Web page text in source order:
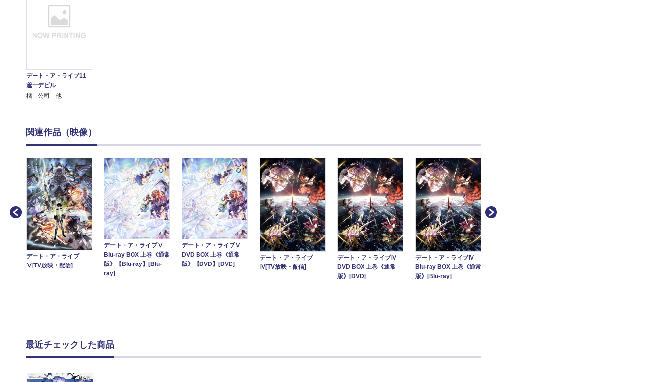
デート・ア・ライブ11
鳶一デビル
橘 公司 他
関連作品（映像）
デート・ア・ライブ
Ⅴ[TV放映・配信]
デート・ア・ライブⅤ
Blu-ray BOX 上巻《通常
版》【Blu-ray】[Blu-
ray]
デート・ア・ライブⅤ
DVD BOX 上巻《通常
版》【DVD】[DVD]
デート・ア・ライブ
Ⅳ[TV放映・配信]
デート・ア・ライブⅣ
DVD BOX 上巻《通常
版》[DVD]
デート・ア・ライブⅣ
Blu-ray BOX 上巻《通常
版》[Blu-ray]
最近チェックした商品